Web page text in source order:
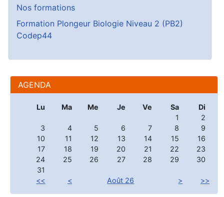
AGENDA
Lu Ma Me Je Ve Sa
Di
1
2
3
4 5 6 7 8
9
10
11 12 13 14 15
16
17
18 19 20 21 22
23
24
25 26 27 28 29
30
31
<<
< Août 26 > >>
Nos formations
Formation Plongeur Biologie Niveau 2 (PB2)
Codep44